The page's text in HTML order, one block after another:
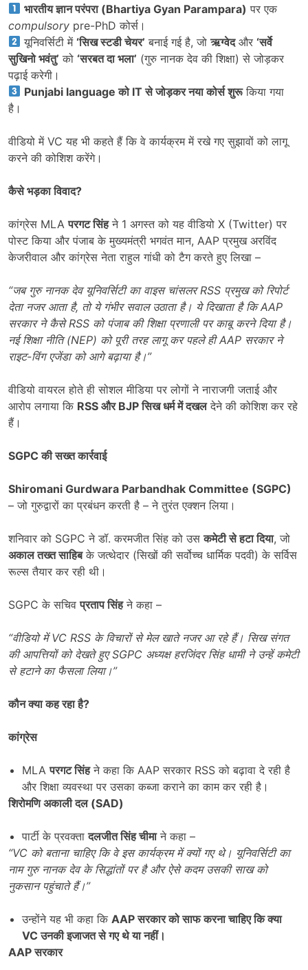
भारतीय ज्ञान परंपरा (Bhartiya Gyan Parampara) पर एक
compulsory pre-PhD कोर्स।
यूनिवर्सिटी में ‘सिख स्टडी चेयर’ बनाई गई है, जोऋग्वेदऔर ‘सर्वे
सुखिनो भवंतु’ को ‘सरबत दा भला’ (गुरु नानक देव की शिक्षा) से जोड़कर
पढ़ाई करेगी।
Punjabi languageको ITसे जोड़कर नया कोर्स शुरूकिया गया
है।
वीडियो में VC यह भी कहते हैं कि वे कार्यक्रम में रखे गए सुझावों को लागू
करने की कोशिश करेंगे।
कैसे भड़का विवाद?
कांग्रेस MLAपरगट सिंहने 1 अगस्त को यह वीडियो X (Twitter) पर
पोस्ट किया और पंजाब के मुख्यमंत्री भगवंत मान, AAP प्रमुख अरविंद
केजरीवाल और कांग्रेस नेता राहुल गांधी को टैग करते हुए लिखा –
“जब गुरु नानक देव यूनिवर्सिटी का वाइस चांसलरRSS प्रमुख को रिपोर्ट
देता नजर आता है, तो ये गंभीर सवाल उठाता है। ये दिखाता है किAAP
सरकार ने कैसेRSS को पंजाब की शिक्षा प्रणाली पर काबू करने दिया है।
नई शिक्षा नीति (NEP) को पूरी तरह लागू कर पहले हीAAP सरकार ने
राइट-विंग एजेंडा को आगे बढ़ाया है।”
वीडियो वायरल होते ही सोशल मीडिया पर लोगों ने नाराजगी जताई और
आरोप लगाया कि RSS और BJPसिख धर्म में दखलदेने की कोशिश कर रहे
हैं।
SGPCकी सख्त कार्रवाई
Shiromani Gurdwara Parbandhak Committee (SGPC)
– जो गुरुद्वारों का प्रबंधन करती है – ने तुरंत एक्शन लिया।
शनिवार को SGPC ने डॉ. करमजीत सिंह को उसकमेटी से हटा दिया, जो
अकाल तख्त साहिबके जत्थेदार (सिखों की सर्वोच्च धार्मिक पदवी) के सर्विस
रूल्स तैयार कर रही थी।
SGPC के सचिवप्रताप सिंहने कहा –
“वीडियो मेंVC RSS के विचारों से मेल खाते नजर आ रहे हैं। सिख संगत
की आपत्तियों को देखते हुएSGPC अध्यक्ष हरजिंदर सिंह धामी ने उन्हें कमेटी
से हटाने का फैसला लिया।”
कौन क्या कह रहा है?
कांग्रेस
MLAपरगट सिंहने कहा कि AAP सरकार RSS को बढ़ावा दे रही है
और शिक्षा व्यवस्था पर उसका कब्जा कराने का काम कर रही है।
शिरोमणि अकाली दल (SAD)
पार्टी के प्रवक्तादलजीत सिंह चीमाने कहा –
“VC को बताना चाहिए कि वे इस कार्यक्रम में क्यों गए थे। यूनिवर्सिटी का
नाम गुरु नानक देव के सिद्धांतों पर है और ऐसे कदम उसकी साख को
नुकसान पहुंचाते हैं।”
उन्होंने यह भी कहा कि AAPसरकार को साफ करना चाहिए कि क्या
VCउनकी इजाजत से गए थे या नहीं।
AAPसरकार